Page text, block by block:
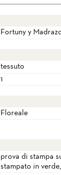
Fortuny y
tessuto
1
Floreale
prova di stampa
stampato in